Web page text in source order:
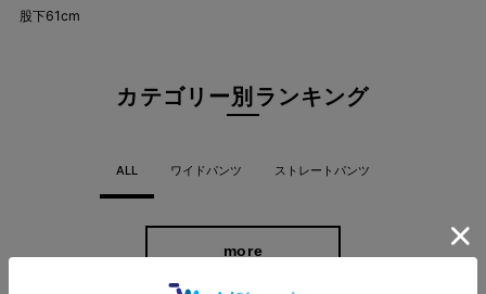
バリエーション豊富だから、お気に入りがき
っと見つかる。
股下61cm
カテゴリー別ランキング
ALL ワイドパンツ ストレートパンツ
more